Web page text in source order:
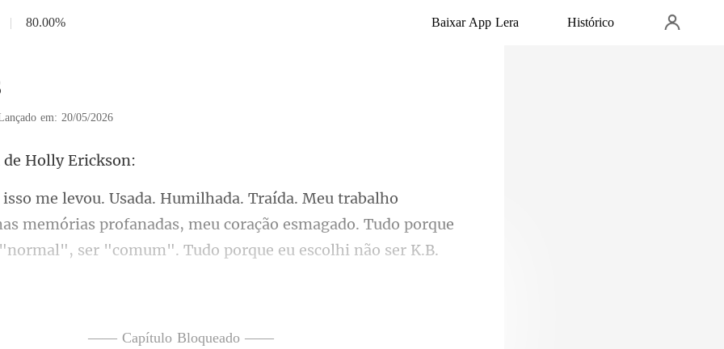
| 80.00% Baixar App Lera Histórico
em: 20/05/2026
de Holl
memórias profanadas, meu coração esmagado. Tudo porque
—— Capítulo Bloqueado ——